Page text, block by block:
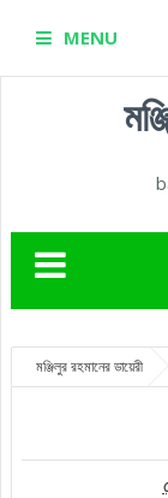
MENU
মঞ্জিলুর রহমানের ডায়েরী